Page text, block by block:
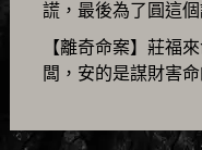
謊，最後為了圓這
【離奇命案】莊福
闆，安的是謀財害命